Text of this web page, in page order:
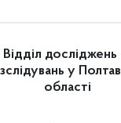
Відділ досліджень
у
області